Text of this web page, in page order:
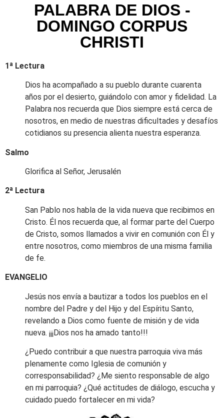
PALABRA DE DIOS -
DOMINGO CORPUS
CHRISTI
1ª Lectura
Dios ha acompañado a su pueblo durante cuarenta
años por el desierto, guiándolo con amor y fidelidad. La
Palabra nos recuerda que Dios siempre está cerca de
nosotros, en medio de nuestras dificultades y desafíos
cotidianos su presencia alienta nuestra esperanza.
Salmo
Glorifica al Señor, Jerusalén
2ª Lectura
San Pablo nos habla de la vida nueva que recibimos en
Cristo. Él nos recuerda que, al formar parte del Cuerpo
de Cristo, somos llamados a vivir en comunión con Él y
entre nosotros, como miembros de una misma familia
de fe.
EVANGELIO
Jesús nos envía a bautizar a todos los pueblos en el
nombre del Padre y del Hijo y del Espíritu Santo,
revelando a Dios como fuente de misión y de vida
nueva. ¡¡¡Dios nos ha amado tanto!!!
¿Puedo contribuir a que nuestra parroquia viva más
plenamente como Iglesia de comunión y
corresponsabilidad? ¿Me siento responsable de algo
en mi parroquia? ¿Qué actitudes de diálogo, escucha y
cuidado puedo fortalecer en mi vida?